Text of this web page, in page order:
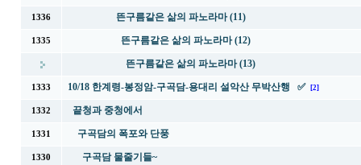
1336 뜬구름같은 삶의 파노라마 (11)
1335 뜬구름같은 삶의 파노라마 (12)
뜬구름같은 삶의 파노라마 (13)
1333 10/18 한계령-봉정암-구곡담-용대리 설악산 무박산행 ✅ [2]
1332 끝청과 중청에서
1331 구곡담의 폭포와 단풍
1330 구곡담 물줄기들~